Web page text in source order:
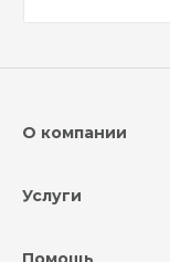
О компании
Услуги